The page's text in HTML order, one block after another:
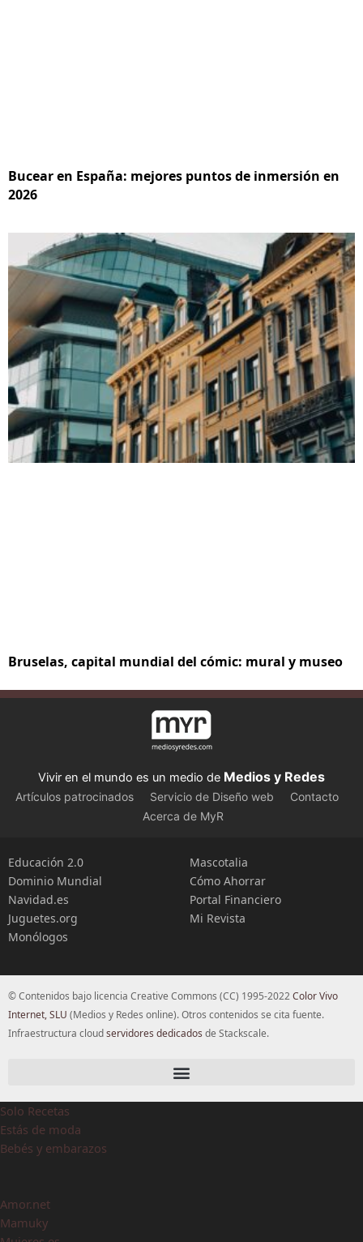
Bucear en España: mejores puntos de inmersión en
2026
Bruselas, capital mundial del cómic: mural y museo
Vivir en el mundo es un medio de Medios y Redes
Artículos patrocinados Servicio de Diseño web
Contacto
Acerca de MyR
Educación 2.0
Dominio Mundial
Navidad.es
Juguetes.org
Monólogos
Mascotalia
Cómo Ahorrar
Portal Financiero
Mi Revista
© Contenidos bajo licencia Creative Commons (CC) 1995-2022Color Vivo
Internet, SLU (Medios y Redes online). Otros contenidos se cita fuente.
Infraestructura cloudservidores dedicados de Stackscale.
Solo Recetas
Estás de moda
Bebés y embarazos
Amor.net
Mamuky